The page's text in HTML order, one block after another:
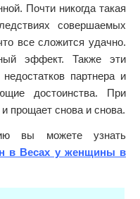
Почти никогда такая
совершаемых
все сложится удачно.
эффект. Также эти
партнера и
достоинства. При
прощает снова и снова.
вы можете узнать
в Весах у женщины в